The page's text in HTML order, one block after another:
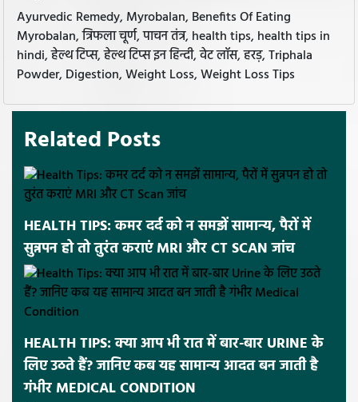
Ayurvedic Remedy, Myrobalan, Benefits Of Eating
Myrobalan, त्रिफला चूर्ण, पाचन तंत्र, health tips, health tips in
hindi, हेल्थ टिप्स, हेल्थ टिप्स इन हिन्दी, वेट लॉस, हरड़, Triphala
Powder, Digestion, Weight Loss, Weight Loss Tips
Related Posts
HEALTH TIPS: कमर दर्द को न समझें सामान्य, पैरों में
सुन्नपन हो तो तुरंत कराएं MRI और CT SCAN जांच
HEALTH TIPS: क्या आप भी रात में बार-बार URINE के
लिए उठते हैं? जानिए कब यह सामान्य आदत बन जाती है
गंभीर MEDICAL CONDITION